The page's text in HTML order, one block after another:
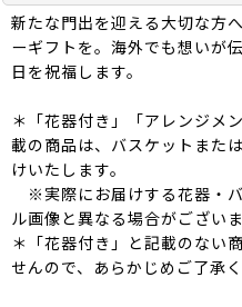
新たな門出を迎える大切な方
ーギフトを。海外でも想いが
日を祝福します。
＊「花器付き」「アレンジメ
載の商品は、バスケットまた
けいたします。
※実際にお届けする花器・
ル画像と異なる場合がございま
＊「花器付き」と記載のない
せんので、あらかじめご了承く